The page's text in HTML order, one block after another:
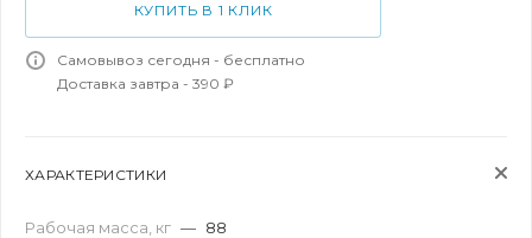
КУПИТЬ В 1 КЛИК
Самовывоз сегодня - бесплатно
Доставка завтра - 390 ₽
ХАРАКТЕРИСТИКИ
Рабочая масса, кг — 88